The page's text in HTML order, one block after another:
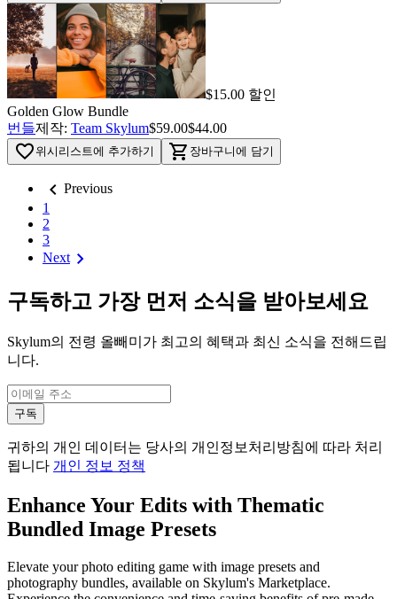
$15.00 할인
Golden Glow Bundle
번들제작: Team Skylum$59.00$44.00
favorite_border 위시리스트에 추가하기 shopping_cart 장바구니에 담기
chevron_left Previous
1
2
3
Nextchevron_right
구독하고 가장 먼저 소식을 받아보세요
Skylum의 전령 올빼미가 최고의 혜택과 최신 소식을 전해드립
니다.
구독
귀하의 개인 데이터는 당사의 개인정보처리방침에 따라 처리
됩니다 개인 정보 정책
Enhance Your Edits with Thematic
Bundled Image Presets
Elevate your photo editing game with image presets and
photography bundles, available on Skylum's Marketplace.